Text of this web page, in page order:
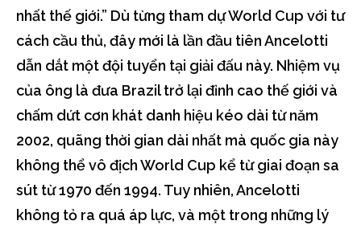
nhất thế giới.” Dù từng tham dự World Cup với tư
cách cầu thủ, đây mới là lần đầu tiên Ancelotti
dẫn dắt một đội tuyển tại giải đấu này. Nhiệm vụ
của ông là đưa Brazil trở lại đỉnh cao thế giới và
chấm dứt cơn khát danh hiệu kéo dài từ năm
2002, quãng thời gian dài nhất mà quốc gia này
không thể vô địch World Cup kể từ giai đoạn sa
sút từ 1970 đến 1994. Tuy nhiên, Ancelotti
không tỏ ra quá áp lực, và một trong những lý